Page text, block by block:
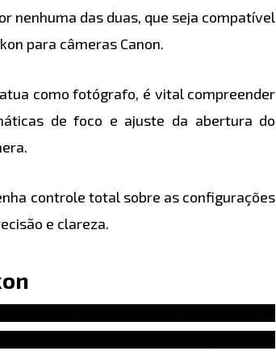
nenhuma das duas, que seja compatível
para câmeras Canon.
como fotógrafo, é vital compreender
de foco e ajuste da abertura do
controle total sobre as configurações
e clareza.